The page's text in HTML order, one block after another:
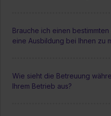
Brauche ich einen bestimmten
eine Ausbildung bei Ihnen zu
Wie sieht die Betreuung
Ihrem Betrieb aus?